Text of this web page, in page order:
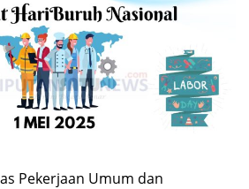
Pekerjaan Umum dan